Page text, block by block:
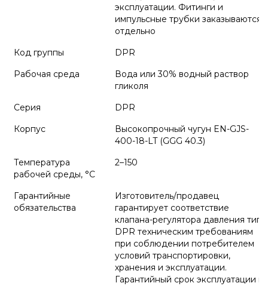
эксплуатации. Фитинги и
импульсные трубки заказываются
отдельно
Код группы
DPR
Рабочая среда
Вода или 30% водный раствор
гликоля
Серия
DPR
Корпус
Высокопрочный чугун EN-GJS-
400-18-LT (GGG 40.3)
Температура
рабочей среды, °С
2–150
Гарантийные
обязательства
Изготовитель/продавец
гарантирует соответствие
клапана-регулятора давления типа
DPR техническим требованиям
при соблюдении потребителем
условий транспортировки,
хранения и эксплуатации.
Гарантийный срок эксплуатации и